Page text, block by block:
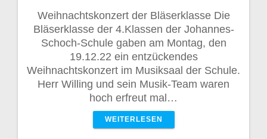
Weihnachtskonzert der Bläserklasse Die
Bläserklasse der 4.Klassen der Johannes-
Schoch-Schule gaben am Montag, den
19.12.22 ein entzückendes
Weihnachtskonzert im Musiksaal der Schule.
Herr Willing und sein Musik-Team waren
hoch erfreut mal…
WEITERLESEN